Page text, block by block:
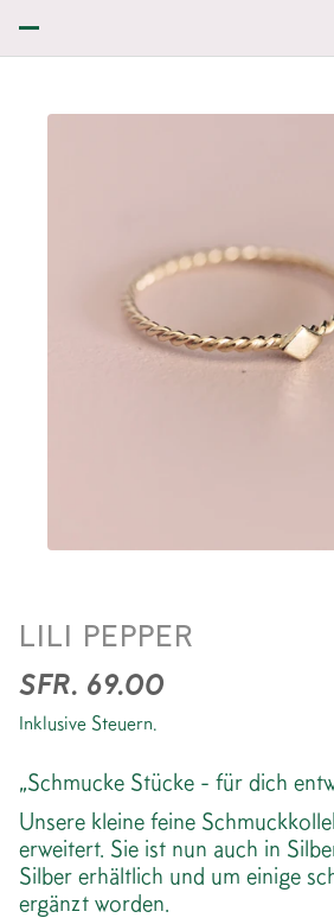
RING *RHOMB
LILI PEPPER
SFR. 69.00
Inklusive Steuern.
„Schmucke Stücke - für dich
Unsere kleine feine
erweitert. Sie ist nun auch in
Silber erhältlich und um einige
ergänzt worden.